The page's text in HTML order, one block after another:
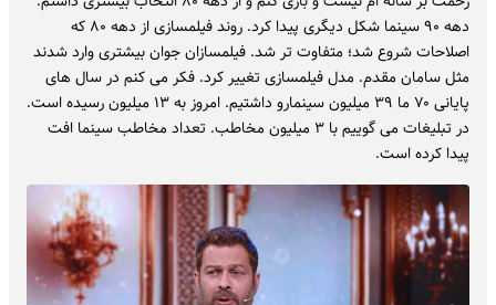
دهه ۹۰ سینما شکل دیگری پیدا کرد. روند فیلمسازی از دهه ۸۰ که
اصلاحات شروع شد؛ متفاوت تر شد. فیلمسازان جوان بیشتری وارد شدند
مثل سامان مقدم. مدل فیلمسازی تغییر کرد. فکر می کنم در سال های
پایانی ۷۰ ما ۳۹ میلیون سینمارو داشتیم. امروز به ۱۳ میلیون رسیده است.
در تبلیغات می گوییم با ۳ میلیون مخاطب. تعداد مخاطب سینما افت
پیدا کرده است.